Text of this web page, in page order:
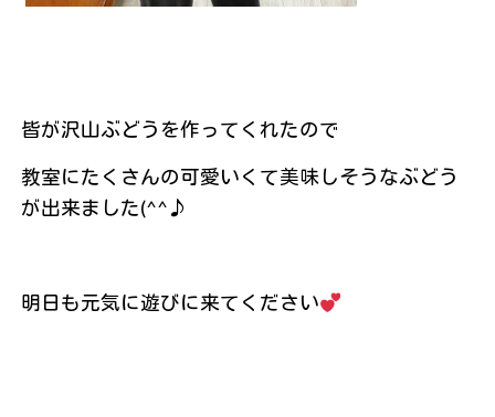
皆が沢山ぶどうを作ってくれたので
教室にたくさんの可愛いくて美味しそうなぶどう
が出来ました(^^♪
明日も元気に遊びに来てください